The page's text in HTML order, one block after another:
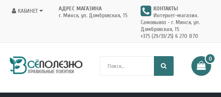
КАБИНЕТ
АДРЕС МАГАЗИНА
г. Минск, ул. Домбровская, 15
КОНТАКТЫ
Интернет-магазин.
Самовывоз - г. Минск, ул.
Домбровская, 15
+375 (29/33/25) 6 270 870
0